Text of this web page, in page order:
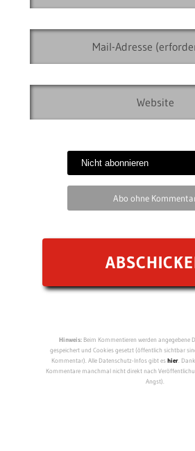
Abo ohne
Hinweis:Beim Kommentieren werden angegebene
gespeichert und Cookies gesetzt (öffentlich sichtbar
Kommentar). Alle Datenschutz-Infos gibt eshier.
Kommentare manchmal nicht direkt nach
Angst).